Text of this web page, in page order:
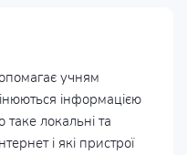
учням
інформацією
локальні та
і які пристрої